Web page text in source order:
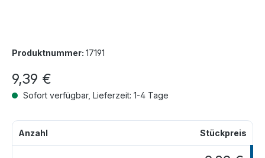
Produktnummer: 17191
9,39 €
Sofort verfügbar, Lieferzeit: 1-4 Tage
Anzahl Stückpreis